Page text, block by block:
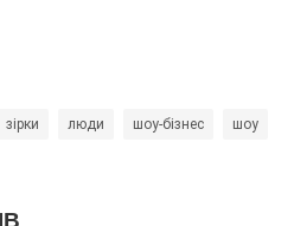
зірки люди шоу-бізнес шоу